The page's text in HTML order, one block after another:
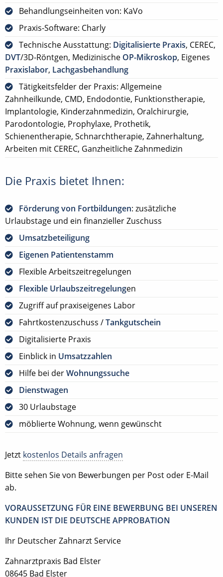
Behandlungseinheiten von: KaVo
Praxis-Software: Charly
Technische Ausstattung: Digitalisierte Praxis, CEREC,
DVT/3D-Röntgen, Medizinische OP-Mikroskop, Eigenes
Praxislabor, Lachgasbehandlung
Tätigkeitsfelder der Praxis: Allgemeine
Zahnheilkunde, CMD, Endodontie, Funktionstherapie,
Implantologie, Kinderzahnmedizin, Oralchirurgie,
Parodontologie, Prophylaxe, Prothetik,
Schienentherapie, Schnarchtherapie, Zahnerhaltung,
Arbeiten mit CEREC, Ganzheitliche Zahnmedizin
Die Praxis bietet Ihnen:
Förderung von Fortbildungen: zusätzliche
Urlaubstage und ein finanzieller Zuschuss
Umsatzbeteiligung
Eigenen Patientenstamm
Flexible Arbeitszeitregelungen
Flexible Urlaubszeitregelungen
Zugriff auf praxiseigenes Labor
Fahrtkostenzuschuss /Tankgutschein
Digitalisierte Praxis
Einblick in Umsatzzahlen
Hilfe bei derWohnungssuche
Dienstwagen
30 Urlaubstage
möblierte Wohnung, wenn gewünscht
Jetzt kostenlos Details anfragen
Bitte sehen Sie von Bewerbungen per Post oder E-Mail
ab.
VORAUSSETZUNG FÜR EINE BEWERBUNG BEI UNSEREN
KUNDEN IST DIE DEUTSCHE APPROBATION
Ihr Deutscher Zahnarzt Service
Zahnarztpraxis Bad Elster
08645 Bad Elster